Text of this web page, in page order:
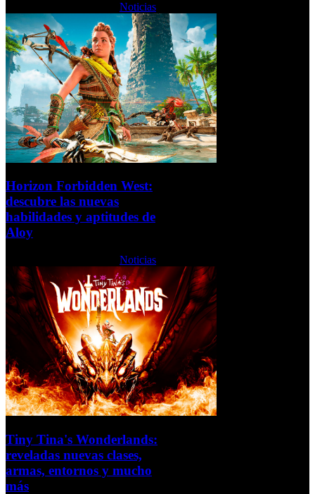
Noticias
Horizon Forbidden West:
descubre las nuevas
habilidades y aptitudes de
Aloy
Noticias
Tiny Tina's Wonderlands:
reveladas nuevas clases,
armas, entornos y mucho
más